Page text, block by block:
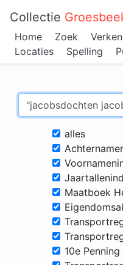
Collectie
Home Zoek Verken
Locaties
Spelling
alles
Maatboek
10e